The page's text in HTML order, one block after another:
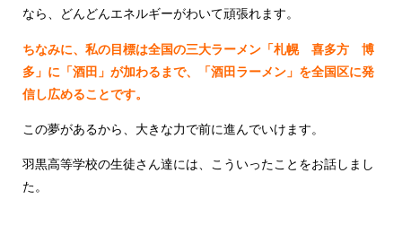
なら、どんどんエネルギーがわいて頑張れます。
ちなみに、私の目標は全国の三大ラーメン「札幌 喜多方 博
多」に「酒田」が加わるまで、「酒田ラーメン」を全国区に発
信し広めることです。
この夢があるから、大きな力で前に進んでいけます。
羽黒高等学校の生徒さん達には、こういったことをお話しまし
た。